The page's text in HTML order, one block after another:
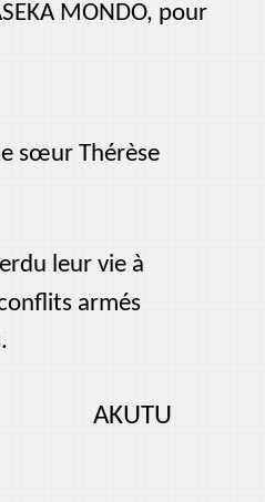
MONDO, pour
sœur Thérèse
leur vie à
armés